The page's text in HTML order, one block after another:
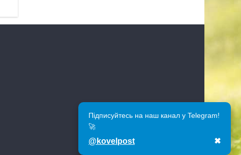
Підписуйтесь на наш канал у Telegram!
🚀
@kovelpost ✖